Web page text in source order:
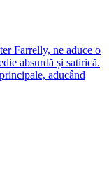
Farrelly, ne aduce o
absurdă și satirică.
aducând